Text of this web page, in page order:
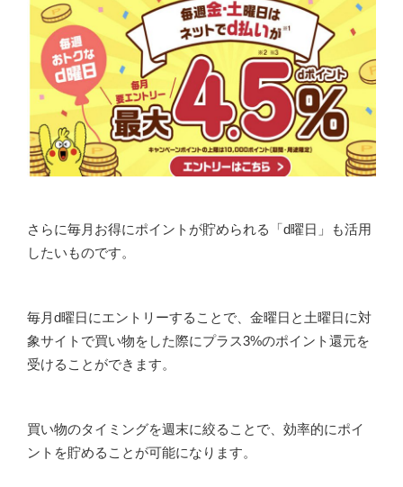
さらに毎月お得にポイントが貯められる「d曜日」も活用
したいものです。
毎月d曜日にエントリーすることで、金曜日と土曜日に対
象サイトで買い物をした際にプラス3%のポイント還元を
受けることができます。
買い物のタイミングを週末に絞ることで、効率的にポイ
ントを貯めることが可能になります。